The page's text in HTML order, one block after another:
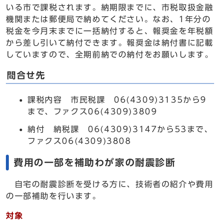
いる市で課税されます。納期限までに、市税取扱金融
機関または郵便局で納めてください。なお、1年分の
税金を今月末までに一括納付すると、報奨金を年税額
から差し引いて納付できます。報奨金は納付書に記載
していますので、全期前納での納付をお願いします。
問合せ先
課税内容 市民税課 06(4309)3135から9
まで、ファクス06(4309)3809
納付 納税課 06(4309)3147から53まで、
ファクス06(4309)3808
費用の一部を補助わが家の耐震診断
自宅の耐震診断を受ける方に、技術者の紹介や費用
の一部補助を行います。
対象